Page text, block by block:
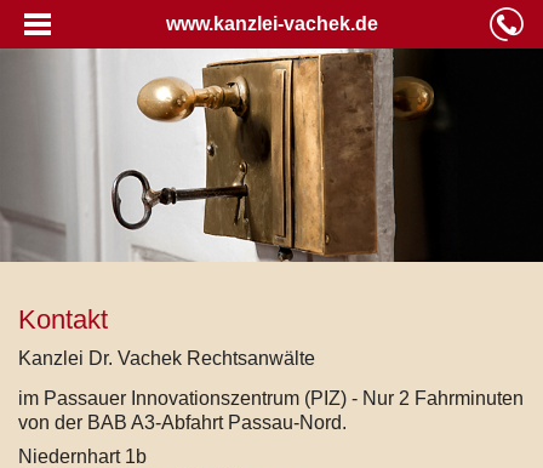
www.kanzlei-vachek.de
Kontakt
Kanzlei Dr. Vachek Rechtsanwälte
im Passauer Innovationszentrum (PIZ) - Nur 2 Fahrminuten
von der BAB A3-Abfahrt Passau-Nord.
Niedernhart 1b